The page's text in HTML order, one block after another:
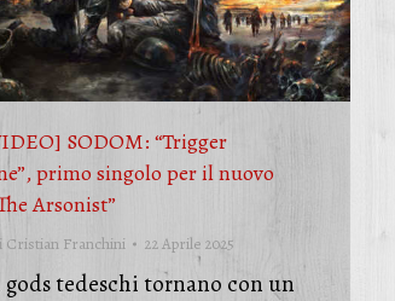
SODOM: “Trigger
primo singolo per il nuovo
Arsonist”
Cristian Franchini 22 Aprile 2025
tedeschi tornano con un